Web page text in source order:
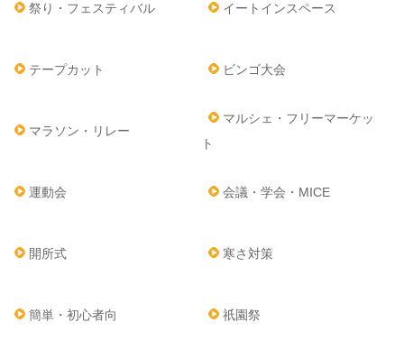
祭り・フェスティバル イートインスペース
テープカット ビンゴ大会
マラソン・リレー
マルシェ・フリーマーケッ
ト
運動会 会議・学会・MICE
開所式 寒さ対策
簡単・初心者向 祇園祭